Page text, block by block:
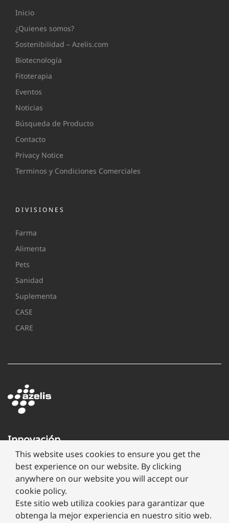
Inicio
¿Quienes somos?
Sostenibilidad – Azelis.com
Biotecnología
Fitoterapia
Eventos
Noticias
Búsqueda de Producto
Contacto
Privacy Notice
Terminos y Condiciones Comerciales
DIVISIONES
Farma
Alimenta
Pets
Sanidad
Suplementa
CASE
CARE
Innovación
través
de
formulación
This website uses cookies to ensure you get the
best experience on our website. By clicking
anywhere on our website you will accept our
cookie policy.
Este sitio web utiliza cookies para garantizar que
obtenga la mejor experiencia en nuestro sitio web.